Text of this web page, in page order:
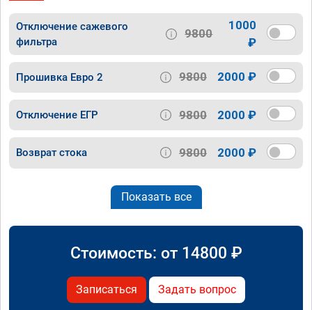
Отключение сажевого
фильтра
9800
1000
₽
Прошивка Евро 2 9800 2000 ₽
Отключение ЕГР 9800 2000 ₽
Возврат стока 9800 2000 ₽
Показать все
Стоимость: от 14800 ₽
Записаться Задать вопрос